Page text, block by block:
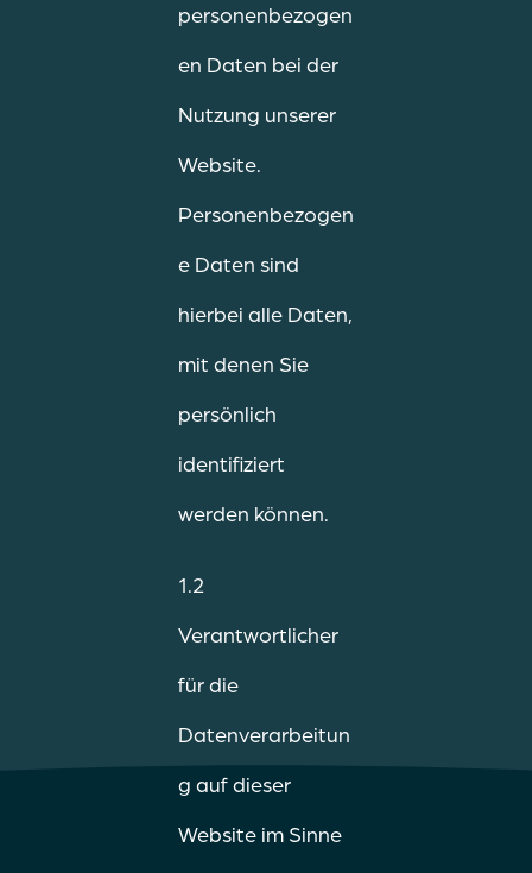
personenbezogen
en Daten bei der
Nutzung unserer
Website.
Personenbezogen
e Daten sind
hierbei alle Daten,
mit denen Sie
persönlich
identifiziert
werden können.
1.2
Verantwortlicher
für die
Datenverarbeitun
g auf dieser
Website im Sinne